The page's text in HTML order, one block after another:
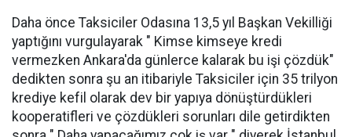
Daha önce Taksiciler Odasına 13,5 yıl Başkan Vekilliği
yaptığını vurgulayarak " Kimse kimseye kredi
vermezken Ankara'da günlerce kalarak bu işi çözdük"
dedikten sonra şu an itibariyle Taksiciler için 35 trilyon
krediye kefil olarak dev bir yapıya dönüştürdükleri
kooperatifleri ve çözdükleri sorunları dile getirdikten